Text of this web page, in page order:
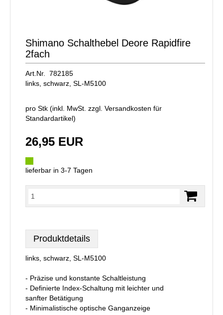
Shimano Schalthebel Deore Rapidfire
2fach
Art.Nr. 782185
links, schwarz, SL-M5100
pro Stk (inkl. MwSt. zzgl. Versandkosten für
Standardartikel)
26,95 EUR
lieferbar in 3-7 Tagen
Produktdetails
links, schwarz, SL-M5100
- Präzise und konstante Schaltleistung
- Definierte Index-Schaltung mit leichter und
sanfter Betätigung
- Minimalistische optische Ganganzeige